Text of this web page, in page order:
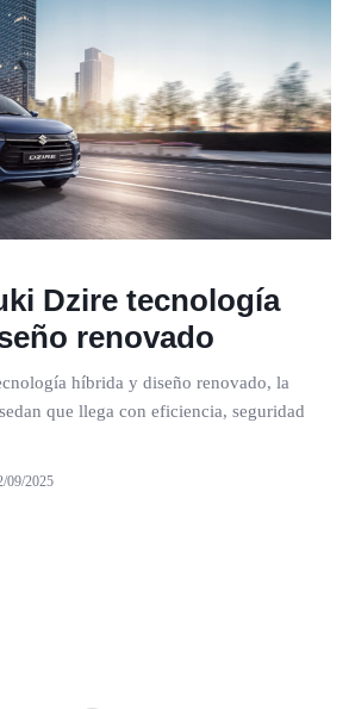
Dzire tecnología
renovado
híbrida y diseño renovado, la
que llega con eficiencia, seguridad
09/2025